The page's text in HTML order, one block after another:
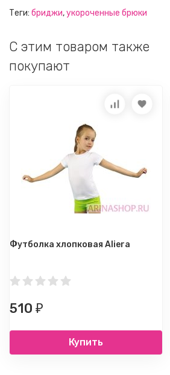
Теги: бриджи,укороченные брюки
C этим товаром также
покупают
Футболка хлопковая Aliera
510 ₽
Купить